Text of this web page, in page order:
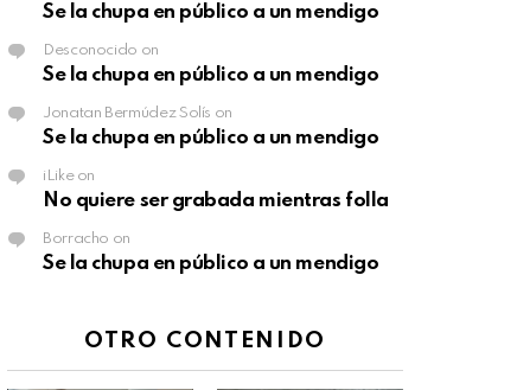
Se la chupa en público a un mendigo
Desconocido on
Se la chupa en público a un mendigo
Jonatan Bermúdez Solís on
Se la chupa en público a un mendigo
iLikeon
No quiere ser grabada mientras folla
Borracho on
Se la chupa en público a un mendigo
OTRO CONTENIDO